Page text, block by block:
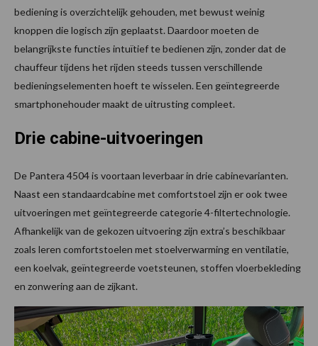
bediening is overzichtelijk gehouden, met bewust weinig
knoppen die logisch zijn geplaatst. Daardoor moeten de
belangrijkste functies intuïtief te bedienen zijn, zonder dat de
chauffeur tijdens het rijden steeds tussen verschillende
bedieningselementen hoeft te wisselen. Een geïntegreerde
smartphonehouder maakt de uitrusting compleet.
Drie cabine-uitvoeringen
De Pantera 4504 is voortaan leverbaar in drie cabinevarianten.
Naast een standaardcabine met comfortstoel zijn er ook twee
uitvoeringen met geïntegreerde categorie 4-filtertechnologie.
Afhankelijk van de gekozen uitvoering zijn extra’s beschikbaar
zoals leren comfortstoelen met stoelverwarming en ventilatie,
een koelvak, geïntegreerde voetsteunen, stoffen vloerbekleding
en zonwering aan de zijkant.